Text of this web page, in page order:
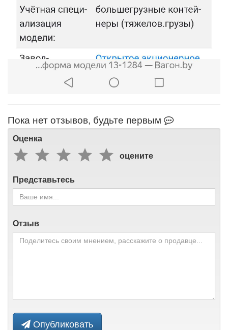
Пока нет отзывов, будьте первым
Оценка
оцените
Представьтесь
Отзыв
Опубликовать